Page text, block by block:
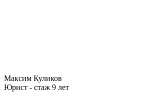
Максим Куликов
Юрист - стаж 9 лет